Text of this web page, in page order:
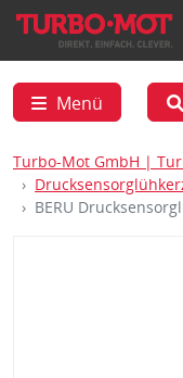
Menü
Turbo-Mot GmbH |
BERU